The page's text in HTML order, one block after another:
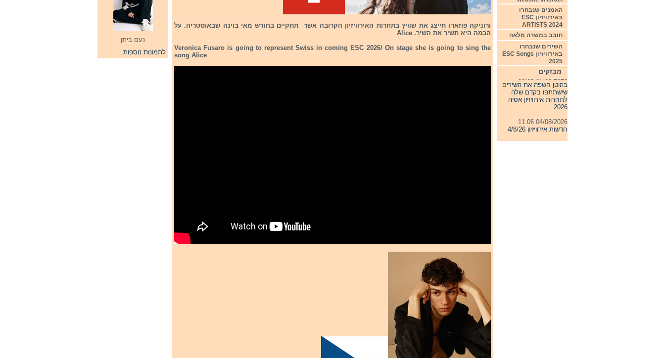
נעם ביתן
לתמונות נוספות...
ורוניקה פוזארו תייצג את שוויץ בתחרות האירוויזיון הקרובה אשר תתקיים בחודש מאי בוינה שבאוסטריה. על
הבמה היא תשיר את השיר. Alice
Veronica Fusaro is going to represent Swiss in coming ESC 2026/ On stage she is going to sing the
song Alice
האמנים שנבחרו
באירוויזיון ESC
ARTISTS 2024
חובב במשרה מלאה
השירים שנבחרו
באירוויזיון ESC Songs
2025
מבזקים
07/08/2026 00:05
בהוטן חשפה את השירים
שישתתפו בקדם שלה
לתחרות אירוויזיון אסיה
2026
חדשות אירוויזיון 4/8/26